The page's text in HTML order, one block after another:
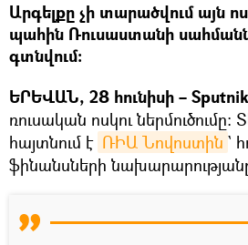
Արգելքը չի տարածվում այն
պահին Ռուսաստանի
գտնվում։
ԵՐԵՎԱՆ, 28 հունիսի –
ռուսական ոսկու ներմուծումը։
հայտնում է ՌԻԱ Նովոստին `
ֆինանսների